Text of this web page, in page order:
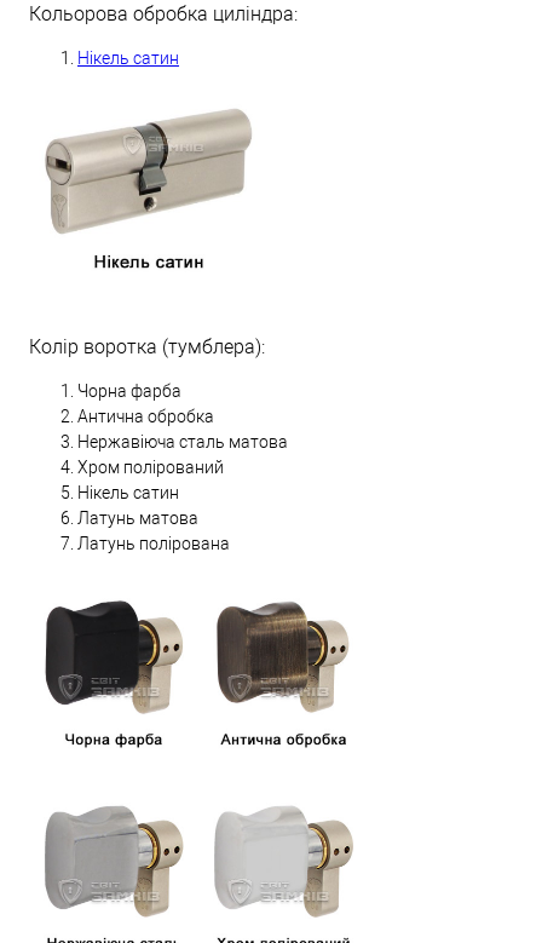
Кольорова обробка циліндра:
Нікель сатин
Колір воротка (тумблера):
Чорна фарба
Антична обробка
Нержавіюча сталь матова
Хром полірований
Нікель сатин
Латунь матова
Латунь полірована